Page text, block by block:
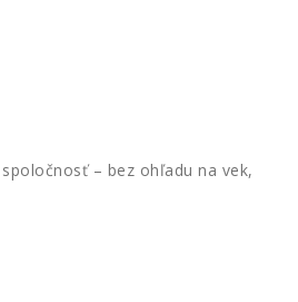
– bez ohľadu na vek,